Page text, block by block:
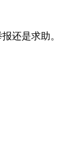
还是求助。